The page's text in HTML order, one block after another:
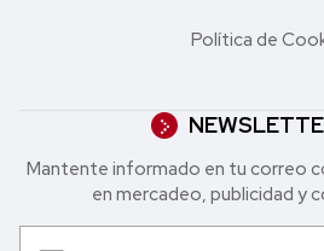
Política de
Mantente informado en tu correo
en mercadeo, publicidad y